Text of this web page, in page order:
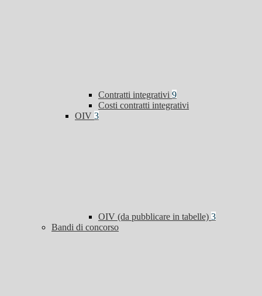
Contratti integrativi 9
Costi contratti integrativi
OIV 3
OIV (da pubblicare in tabelle) 3
Bandi di concorso